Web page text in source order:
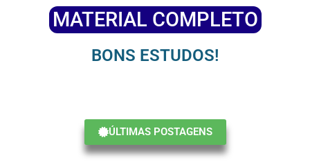
MATERIAL COMPLETO
BONS ESTUDOS!
ÚLTIMAS POSTAGENS